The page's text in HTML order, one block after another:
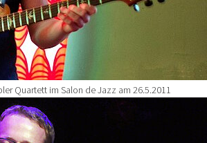
Quartett im Salon de Jazz am 26.5.2011